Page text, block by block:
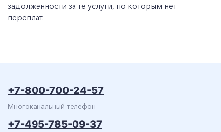
задолженности за те услуги, по которым нет
переплат.
+7-800-700-24-57
Многоканальный телефон
+7-495-785-09-37